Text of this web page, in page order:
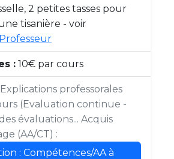
2 petites tasses pour
tisanière - voir
: 10€ par cours
Explications professorales
(Evaluation continue -
évaluations... Acquis
(AA/CT) :
: Compétences/AA à